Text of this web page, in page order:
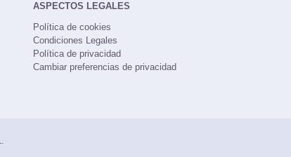
ASPECTOS LEGALES
Política de cookies
Condiciones Legales
Política de privacidad
Cambiar preferencias de privacidad